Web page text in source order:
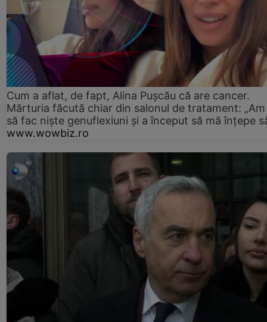
Cum a aflat, de fapt, Alina Pușcău că are cancer.
Mărturia făcută chiar din salonul de tratament:
să fac niște genuflexiuni și a început să mă înțepe
www.wowbiz.ro